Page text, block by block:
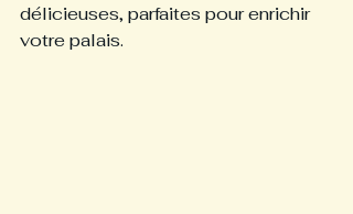
délicieuses, parfaites pour enrichir
votre palais.